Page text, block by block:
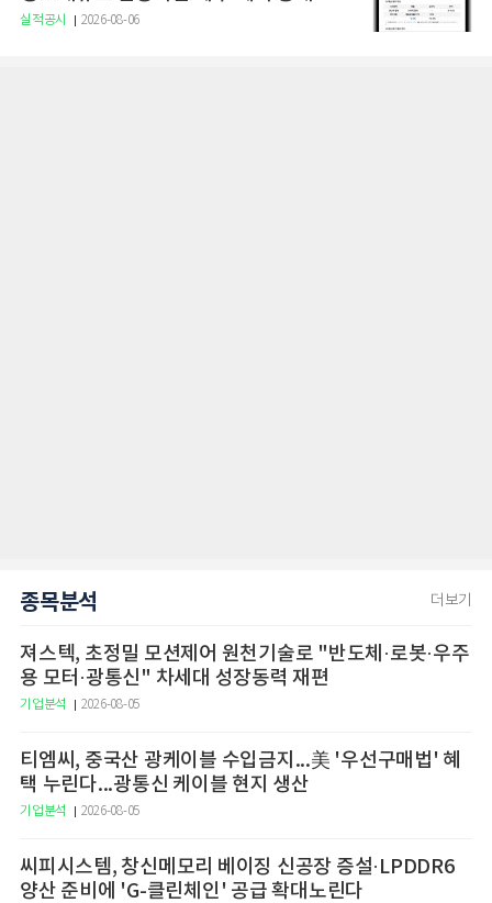
실적공시 2026-08-06
종목분석 더보기
져스텍, 초정밀 모션제어 원천기술로 "반도체·로봇·우주
용 모터·광통신" 차세대 성장동력 재편
기업분석 2026-08-05
티엠씨, 중국산 광케이블 수입금지...美 '우선구매법' 혜
택 누린다...광통신 케이블 현지 생산
기업분석 2026-08-05
씨피시스템, 창신메모리 베이징 신공장 증설·LPDDR6
양산 준비에 'G-클린체인' 공급 확대노린다